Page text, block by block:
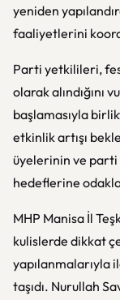
yeniden
faaliyetlerini
Parti yetkilileri,
olarak alındığını
başlamasıyla
etkinlik artışı
üyelerinin ve parti
hedeflerine
MHP Manisa İl
kulislerde dikkat
yapılanmalarıyla
taşıdı. Nurullah